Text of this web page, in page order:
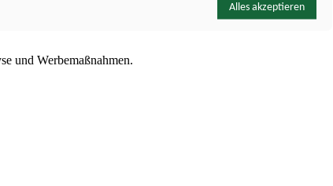
und Werbemaßnahmen.
Alles akzeptieren